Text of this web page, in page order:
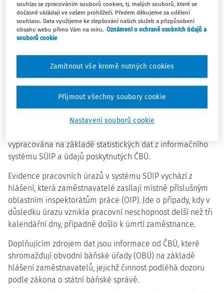
báňského úřadu, která jsou získávána na základě
povinného hlášení zaměstnavatelů o pracovních
úrazech. Zahrnuta jsou jak data o úrazech způsobujících
pracovní neschopnost delší než tři kalendářní dny nebo
smrt, tak údaje o úrazech evidovaných podle zákona o
státní báňské správě.
Celou studii, vč. přílohy, naleznete vRočních souhrnných
vypracována na základě statistických dat z informačního
systému SÚIP a údajů poskytnutých ČBÚ.
Evidence pracovních úrazů v systému SÚIP vychází z
hlášení, která zaměstnavatelé zasílají místně příslušným
oblastním inspektorátům práce (OIP). Jde o případy, kdy v
důsledku úrazu vznikla pracovní neschopnost delší než tři
kalendářní dny, případně došlo k úmrtí zaměstnance.
Doplňujícím zdrojem dat jsou informace od ČBÚ, které
shromažďují obvodní báňské úřady (OBÚ) na základě
hlášení zaměstnavatelů, jejichž činnost podléhá dozoru
podle zákona o státní báňské správě.
souhlas se zpracováním souborů cookies, tj. malých souborů, které se
dočasně ukládají ve vašem prohlížeči. Předem děkujeme za udělení
souhlasu. Data využijeme ke zlepšování našich služeb a přizpůsobení
obsahu webu přímo Vám na míru. Oznámení o ochraně osobních údajů a
souborů cookie
Nastavení souborů cookie
Zamítnout vše kromě nutných cookies
Přijmout všechny soubory cookie